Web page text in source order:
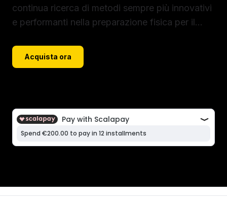
continua ricerca di metodi sempre più innovativi
e performanti nella preparazione fisica per il
giovani preparatori fisici e maestri di tennis.
Acquista ora